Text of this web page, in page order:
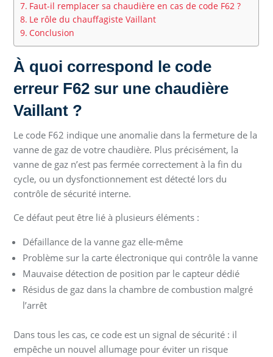
Faut-il remplacer sa chaudière en cas de code F62 ?
Le rôle du chauffagiste Vaillant
Conclusion
À quoi correspond le code
erreur F62 sur une chaudière
Vaillant ?
Le code F62 indique une anomalie dans la fermeture de la
vanne de gaz de votre chaudière. Plus précisément, la
vanne de gaz n’est pas fermée correctement à la fin du
cycle, ou un dysfonctionnement est détecté lors du
contrôle de sécurité interne.
Ce défaut peut être lié à plusieurs éléments :
Défaillance de la vanne gaz elle-même
Problème sur la carte électronique qui contrôle la vanne
Mauvaise détection de position par le capteur dédié
Résidus de gaz dans la chambre de combustion malgré
l’arrêt
Dans tous les cas, ce code est un signal de sécurité : il
empêche un nouvel allumage pour éviter un risque